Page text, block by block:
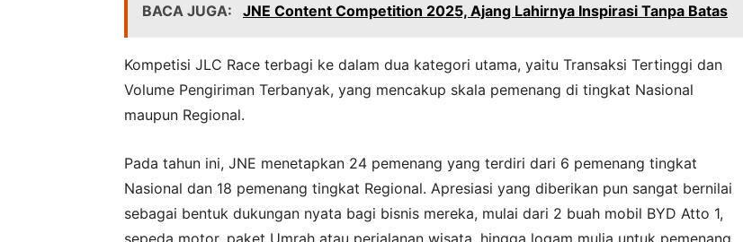
BACA JUGA: JNE Content Competition 2025, Ajang Lahirnya Inspirasi Tanpa Batas
Kompetisi JLC Race terbagi ke dalam dua kategori utama, yaitu Transaksi Tertinggi dan
Volume Pengiriman Terbanyak, yang mencakup skala pemenang di tingkat Nasional
maupun Regional.
Pada tahun ini, JNE menetapkan 24 pemenang yang terdiri dari 6 pemenang tingkat
Nasional dan 18 pemenang tingkat Regional. Apresiasi yang diberikan pun sangat bernilai
sebagai bentuk dukungan nyata bagi bisnis mereka, mulai dari 2 buah mobil BYD Atto 1,
sepeda motor, paket Umrah atau perjalanan wisata, hingga logam mulia untuk pemenang